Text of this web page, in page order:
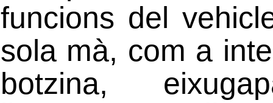
funcions del
sola mà, com a
botzina,